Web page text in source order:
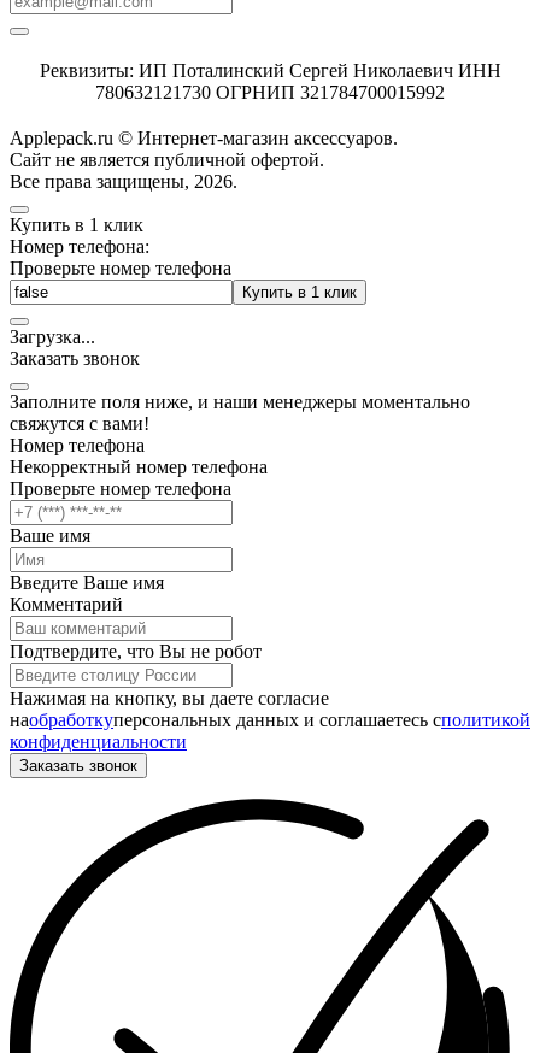
Реквизиты: ИП Поталинский Сергей Николаевич ИНН
780632121730 ОГРНИП 321784700015992
Applepack.ru © Интернет-магазин аксессуаров.
Cайт не является публичной офертой.
Все права защищены, 2026.
Купить в 1 клик
Номер телефона:
Проверьте номер телефона
Купить в 1 клик
Загрузка...
Заказать звонок
Заполните поля ниже, и наши менеджеры моментально
свяжутся с вами!
Номер телефона
Некорректный номер телефона
Проверьте номер телефона
Ваше имя
Введите Ваше имя
Комментарий
Подтвердите, что Вы не робот
Нажимая на кнопку, вы даете согласие
наобработкуперсональных данных и соглашаетесь cполитикой
конфиденциальности
Заказать звонок